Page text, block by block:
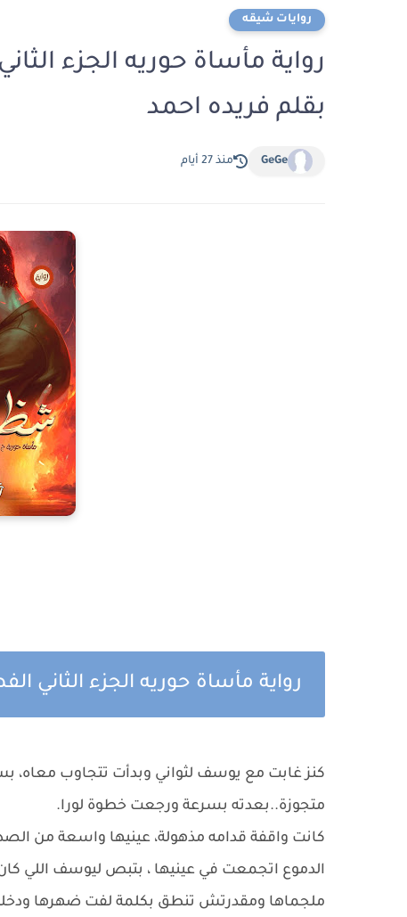
روايات شيقه
بقلم فريده احمد
GeGe منذ 27 أيام
رواية مأساة حوريه الجزء
كنز غابت مع يوسف لثواني وبدأت تتجاوب
متجوزة..بعدته بسرعة ورجعت خطوة لورا.
​كانت واقفة قدامه مذهولة، عينيها واسعة
الدموع اتجمعت في عينيها ، بتبص ليوسف اللي
ملجماها ومقدرتش تنطق بكلمة​ لفت ضهرها